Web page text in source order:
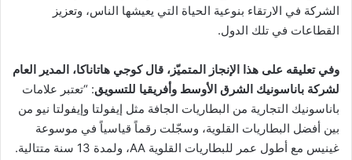
الشركة في الارتقاء بنوعية الحياة التي يعيشها الناس، وتعزيز
القطاعات في تلك الدول.
وفي تعليقه على هذا الإنجاز المتميّز، قال كوجي هاتاناكا، المدير العام
لشركة باناسونيك الشرق الأوسط وأفريقيا للتسويق: “تعتبر علامات
باناسونيك التجارية من البطاريات الجافة مثل إيفولتا وإيفولتا نيو من
بين أفضل البطاريات القلوية، وسجّلت رقماً قياسياً في موسوعة
غينيس مع أطول عمر للبطاريات القلوية AA، ولمدة 13 سنة متتالية.